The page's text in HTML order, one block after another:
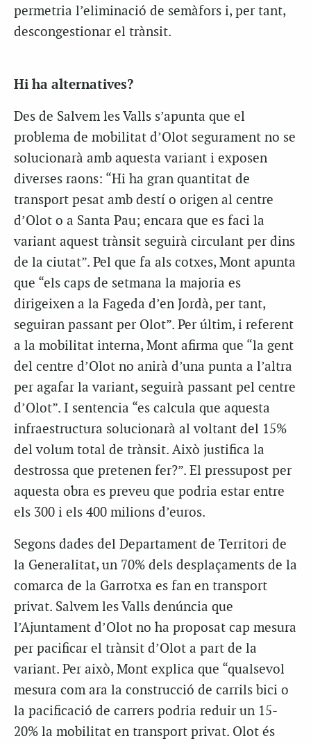
permetria l’eliminació de semàfors i, per tant,
descongestionar el trànsit.
Hi ha alternatives?
Des de Salvem les Valls s’apunta que el
problema de mobilitat d’Olot segurament no se
solucionarà amb aquesta variant i exposen
diverses raons: “Hi ha gran quantitat de
transport pesat amb destí o origen al centre
d’Olot o a Santa Pau; encara que es faci la
variant aquest trànsit seguirà circulant per dins
de la ciutat”. Pel que fa als cotxes, Mont apunta
que “els caps de setmana la majoria es
dirigeixen a la Fageda d’en Jordà, per tant,
seguiran passant per Olot”. Per últim, i referent
a la mobilitat interna, Mont afirma que “la gent
del centre d’Olot no anirà d’una punta a l’altra
per agafar la variant, seguirà passant pel centre
d’Olot”. I sentencia “es calcula que aquesta
infraestructura solucionarà al voltant del 15%
del volum total de trànsit. Això justifica la
destrossa que pretenen fer?”. El pressupost per
aquesta obra es preveu que podria estar entre
els 300 i els 400 milions d’euros.
Segons dades del Departament de Territori de
la Generalitat, un 70% dels desplaçaments de la
comarca de la Garrotxa es fan en transport
privat. Salvem les Valls denúncia que
l’Ajuntament d’Olot no ha proposat cap mesura
per pacificar el trànsit d’Olot a part de la
variant. Per això, Mont explica que “qualsevol
mesura com ara la construcció de carrils bici o
la pacificació de carrers podria reduir un 15-
20% la mobilitat en transport privat. Olot és